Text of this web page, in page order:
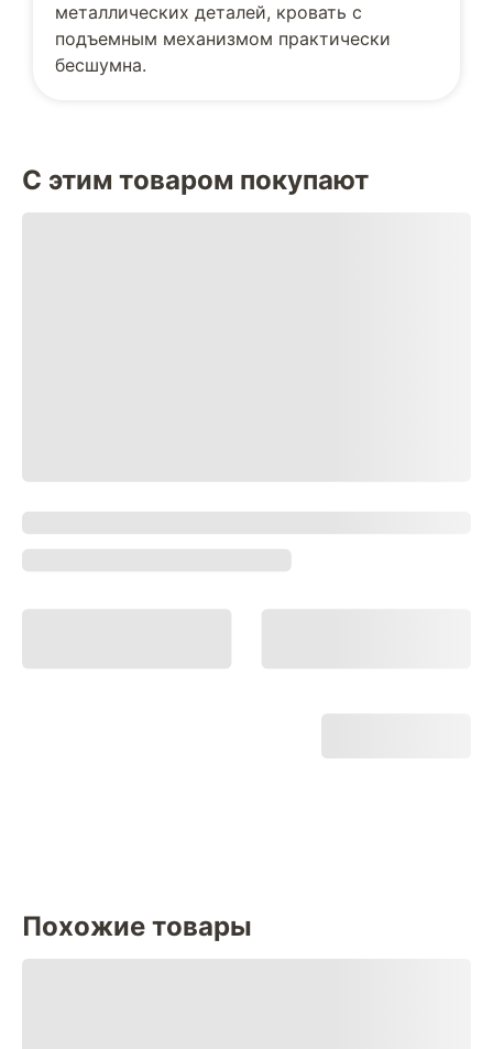
металлических деталей, кровать с
подъемным механизмом практически
бесшумна.
С этим товаром покупают
Похожие товары